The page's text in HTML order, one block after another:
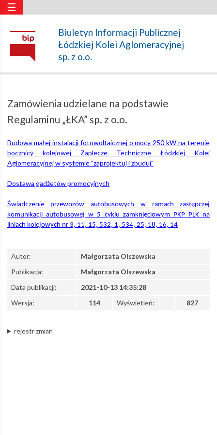
Zamówienia
udzielane
podstawie
Regulaminu
„ŁKA”
sp.
o.o.
Łódzka
Biuletyn Informacji Publicznej
Łódzkiej Kolei Aglomeracyjnej
sp. z o.o.
☰
Zamówienia udzielane na podstawie
Regulaminu „ŁKA” sp. z o.o.
Budowa małej instalacji fotowoltaicznej o mocy 250 kW na terenie
bocznicy kolejowej Zaplecze Techniczne Łódzkiej Kolei
Aglomeracyjnej w systemie "zaprojektuj i zbuduj"
Dostawa gadżetów promocyjnych
Świadczenieprzewozów autobusowych w ramach zastępczej
komunikacji autobusowej w 5 cyklu zamknięciowym PKP PLK na
liniach kolejowych nr 3, 11, 15, 532, 1, 534, 25, 18, 16, 14
Autor: Małgorzata Olszewska
Wersja: 114 Wyświetleń: 827
Publikacja:
Małgorzata Olszewska
Data publikacji:
2021-10-13 14:35:28
rejestr zmian